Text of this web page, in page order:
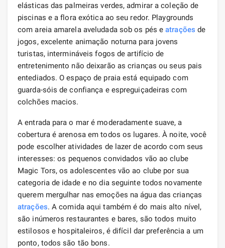
elásticas das palmeiras verdes, admirar a coleção de
piscinas e a flora exótica ao seu redor. Playgrounds
com areia amarela aveludada sob os pés eatrações de
jogos, excelente animação noturna para jovens
turistas, intermináveis ​​fogos de artifício de
entretenimento não deixarão as crianças ou seus pais
entediados. O espaço de praia está equipado com
guarda-sóis de confiança e espreguiçadeiras com
colchões macios.
A entrada para o mar é moderadamente suave, a
cobertura é arenosa em todos os lugares. À noite, você
pode escolher atividades de lazer de acordo com seus
interesses: os pequenos convidados vão ao clube
Magic Tors, os adolescentes vão ao clube por sua
categoria de idade e no dia seguinte todos novamente
querem mergulhar nas emoções na água das crianças
atrações. A comida aqui também é do mais alto nível,
são inúmeros restaurantes e bares, são todos muito
estilosos e hospitaleiros, é difícil dar preferência a um
ponto, todos são tão bons.